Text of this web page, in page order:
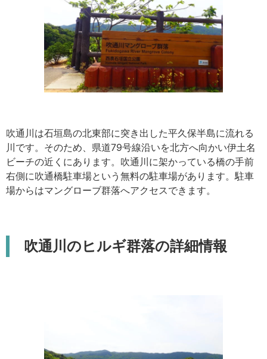
吹通川は石垣島の北東部に突き出した平久保半島に流れる
川です。そのため、県道79号線沿いを北方へ向かい伊土名
ビーチの近くにあります。吹通川に架かっている橋の手前
右側に吹通橋駐車場という無料の駐車場があります。駐車
場からはマングローブ群落へアクセスできます。
吹通川のヒルギ群落の詳細情報